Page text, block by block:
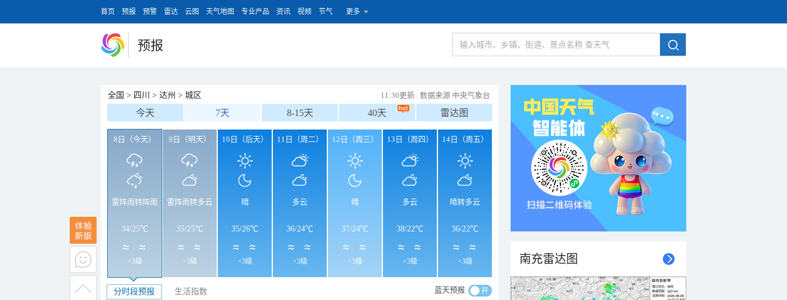
首页 预报 预警 雷达 云图 天气地图 专业产品 资讯 视频 节气 更多
预报
全国 > 四川 > 达州 > 城区 11:30更新 | 数据来源 中央气象台
今天 7天 8-15天 40天 雷达图
8日（今天）
雷阵雨转阵雨
34/25℃
<3级
9日（明天）
雷阵雨转多云
35/25℃
<3级
10日（后天）
晴
35/26℃
<3级
11日（周二）
多云
36/24℃
<3级
12日（周三）
晴
37/24℃
<3级
13日（周四）
多云
38/22℃
<3级
14日（周五）
晴转多云
36/22℃
<3级
分时段预报 生活指数 蓝天预报
南充雷达图